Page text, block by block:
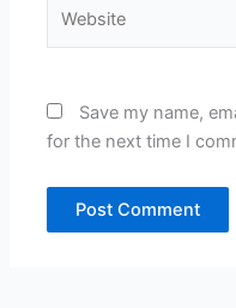
Save my name,
for the next time I